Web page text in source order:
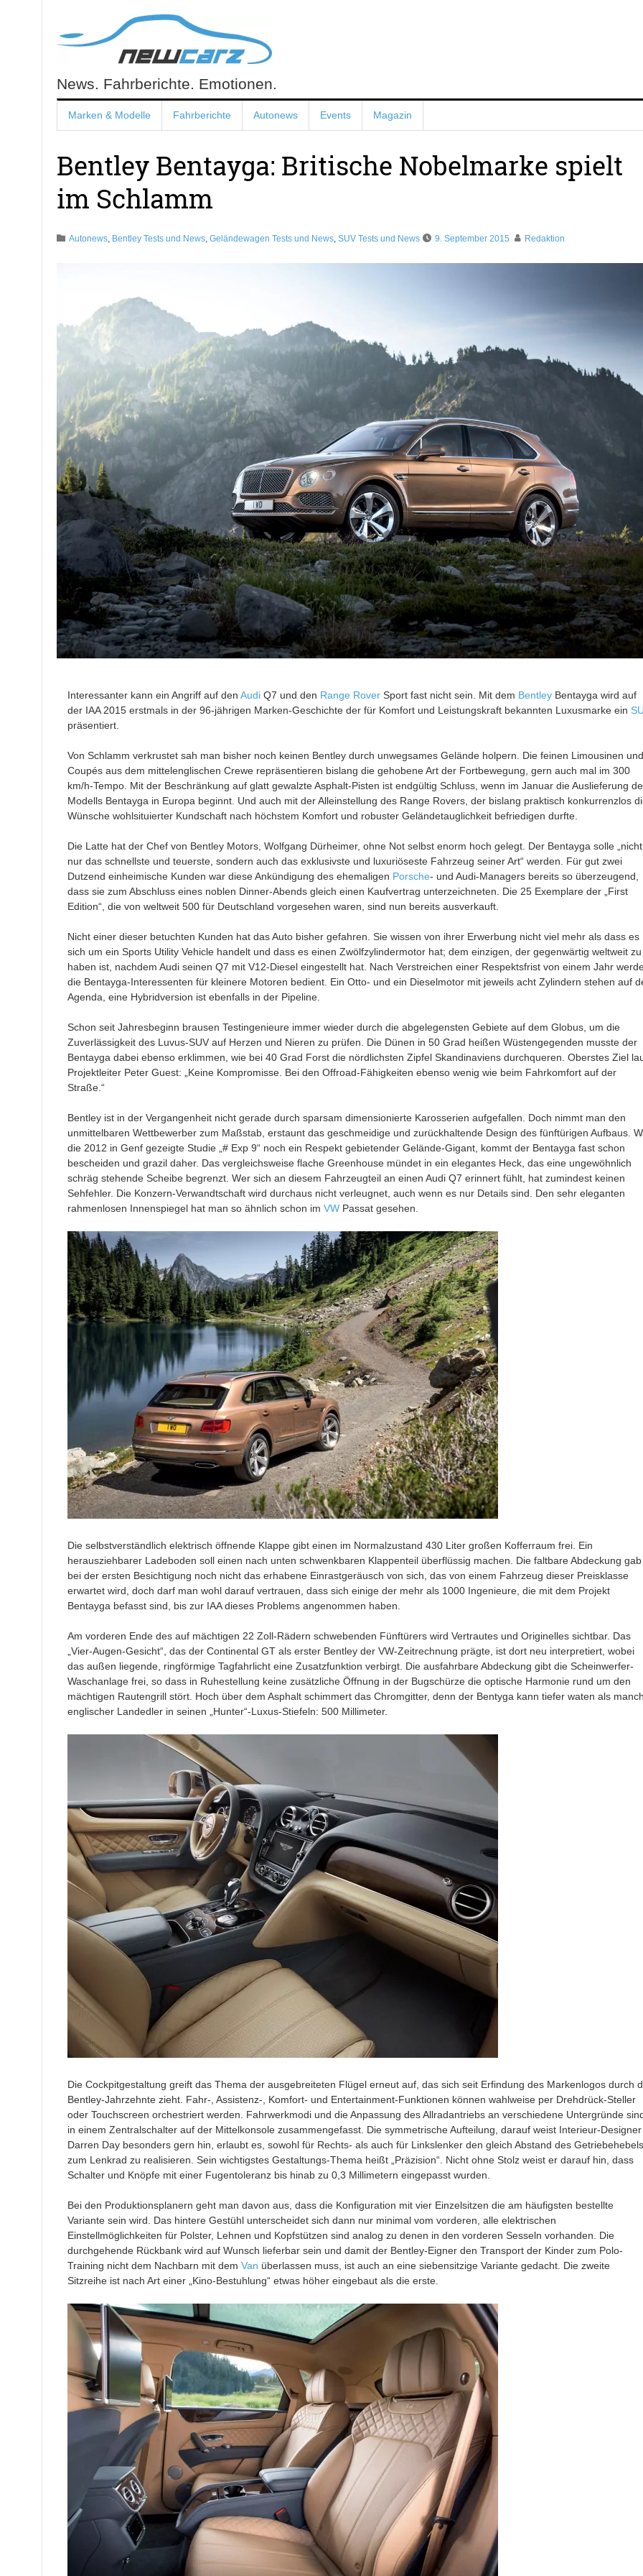
content
NewCarz.de
News. Fahrberichte. Emotionen.
Marken & Modelle Fahrberichte Autonews Events Magazin
Bentley Bentayga: Britische Nobelmarke spielt
im Schlamm
Autonews, Bentley Tests und News, Geländewagen Tests und News, SUV Tests und News 9. September 2015 Redaktion
Interessanter kann ein Angriff auf den AudiQ7 und den Range RoverSport fast nicht sein. Mit dem BentleyBentayga wird auf
der IAA 2015 erstmals in der 96-jährigen Marken-Geschichte der für Komfort und Leistungskraft bekannten Luxusmarke ein
präsentiert.
Von Schlamm verkrustet sah man bisher noch keinen Bentley durch unwegsames Gelände holpern. Die feinen Limousinen und
Coupés aus dem mittelenglischen Crewe repräsentieren bislang die gehobene Art der Fortbewegung, gern auch mal im 300
km/h-Tempo. Mit der Beschränkung auf glatt gewalzte Asphalt-Pisten ist endgültig Schluss, wenn im Januar die Auslieferung
Modells Bentayga in Europa beginnt. Und auch mit der Alleinstellung des Range Rovers, der bislang praktisch konkurrenzlos
Wünsche wohlsituierter Kundschaft nach höchstem Komfort und robuster Geländetauglichkeit befriedigen durfte.
Die Latte hat der Chef von Bentley Motors, Wolfgang Dürheimer, ohne Not selbst enorm hoch gelegt. Der Bentayga solle „nicht
nur das schnellste und teuerste, sondern auch das exklusivste und luxuriöseste Fahrzeug seiner Art“ werden. Für gut zwei
Dutzend einheimische Kunden war diese Ankündigung des ehemaligen Porsche- und Audi-Managers bereits so überzeugend,
dass sie zum Abschluss eines noblen Dinner-Abends gleich einen Kaufvertrag unterzeichneten. Die 25 Exemplare der „First
Edition“, die von weltweit 500 für Deutschland vorgesehen waren, sind nun bereits ausverkauft.
Nicht einer dieser betuchten Kunden hat das Auto bisher gefahren. Sie wissen von ihrer Erwerbung nicht viel mehr als dass es
sich um ein Sports Utility Vehicle handelt und dass es einen Zwölfzylindermotor hat; dem einzigen, der gegenwärtig weltweit zu
haben ist, nachdem Audi seinen Q7 mit V12-Diesel eingestellt hat. Nach Verstreichen einer Respektsfrist von einem Jahr
die Bentayga-Interessenten für kleinere Motoren bedient. Ein Otto- und ein Dieselmotor mit jeweils acht Zylindern stehen auf
Agenda, eine Hybridversion ist ebenfalls in der Pipeline.
Schon seit Jahresbeginn brausen Testingenieure immer wieder durch die abgelegensten Gebiete auf dem Globus, um die
Zuverlässigkeit des Luvus-SUV auf Herzen und Nieren zu prüfen. Die Dünen in 50 Grad heißen Wüstengegenden musste der
Bentayga dabei ebenso erklimmen, wie bei 40 Grad Forst die nördlichsten Zipfel Skandinaviens durchqueren. Oberstes Ziel
Projektleiter Peter Guest: „Keine Kompromisse. Bei den Offroad-Fähigkeiten ebenso wenig wie beim Fahrkomfort auf der
Straße.“
Bentley ist in der Vergangenheit nicht gerade durch sparsam dimensionierte Karosserien aufgefallen. Doch nimmt man den
unmittelbaren Wettbewerber zum Maßstab, erstaunt das geschmeidige und zurückhaltende Design des fünftürigen Aufbaus.
die 2012 in Genf gezeigte Studie „# Exp 9“ noch ein Respekt gebietender Gelände-Gigant, kommt der Bentayga fast schon
bescheiden und grazil daher. Das vergleichsweise flache Greenhouse mündet in ein elegantes Heck, das eine ungewöhnlich
schräg stehende Scheibe begrenzt. Wer sich an diesem Fahrzeugteil an einen Audi Q7 erinnert fühlt, hat zumindest keinen
Sehfehler. Die Konzern-Verwandtschaft wird durchaus nicht verleugnet, auch wenn es nur Details sind. Den sehr eleganten
rahmenlosen Innenspiegel hat man so ähnlich schon im VWPassat gesehen.
Die selbstverständlich elektrisch öffnende Klappe gibt einen im Normalzustand 430 Liter großen Kofferraum frei. Ein
herausziehbarer Ladeboden soll einen nach unten schwenkbaren Klappenteil überflüssig machen. Die faltbare Abdeckung gab
bei der ersten Besichtigung noch nicht das erhabene Einrastgeräusch von sich, das von einem Fahrzeug dieser Preisklasse
erwartet wird, doch darf man wohl darauf vertrauen, dass sich einige der mehr als 1000 Ingenieure, die mit dem Projekt
Bentayga befasst sind, bis zur IAA dieses Problems angenommen haben.
Am vorderen Ende des auf mächtigen 22 Zoll-Rädern schwebenden Fünftürers wird Vertrautes und Originelles sichtbar. Das
„Vier-Augen-Gesicht“, das der Continental GT als erster Bentley der VW-Zeitrechnung prägte, ist dort neu interpretiert, wobei
das außen liegende, ringförmige Tagfahrlicht eine Zusatzfunktion verbirgt. Die ausfahrbare Abdeckung gibt die Scheinwerfer-
Waschanlage frei, so dass in Ruhestellung keine zusätzliche Öffnung in der Bugschürze die optische Harmonie rund um den
mächtigen Rautengrill stört. Hoch über dem Asphalt schimmert das Chromgitter, denn der Bentyga kann tiefer waten als
englischer Landedler in seinen „Hunter“-Luxus-Stiefeln: 500 Millimeter.
Die Cockpitgestaltung greift das Thema der ausgebreiteten Flügel erneut auf, das sich seit Erfindung des Markenlogos durch
Bentley-Jahrzehnte zieht. Fahr-, Assistenz-, Komfort- und Entertainment-Funktionen können wahlweise per Drehdrück-Steller
oder Touchscreen orchestriert werden. Fahrwerkmodi und die Anpassung des Allradantriebs an verschiedene Untergründe
in einem Zentralschalter auf der Mittelkonsole zusammengefasst. Die symmetrische Aufteilung, darauf weist Interieur-Designer
Darren Day besonders gern hin, erlaubt es, sowohl für Rechts- als auch für Linkslenker den gleich Abstand des Getriebehebels
zum Lenkrad zu realisieren. Sein wichtigstes Gestaltungs-Thema heißt „Präzision“. Nicht ohne Stolz weist er darauf hin, dass
Schalter und Knöpfe mit einer Fugentoleranz bis hinab zu 0,3 Millimetern eingepasst wurden.
Bei den Produktionsplanern geht man davon aus, dass die Konfiguration mit vier Einzelsitzen die am häufigsten bestellte
Variante sein wird. Das hintere Gestühl unterscheidet sich dann nur minimal vom vorderen, alle elektrischen
Einstellmöglichkeiten für Polster, Lehnen und Kopfstützen sind analog zu denen in den vorderen Sesseln vorhanden. Die
durchgehende Rückbank wird auf Wunsch lieferbar sein und damit der Bentley-Eigner den Transport der Kinder zum Polo-
Training nicht dem Nachbarn mit dem Van überlassen muss, ist auch an eine siebensitzige Variante gedacht. Die zweite
Sitzreihe ist nach Art einer „Kino-Bestuhlung“ etwas höher eingebaut als die erste.